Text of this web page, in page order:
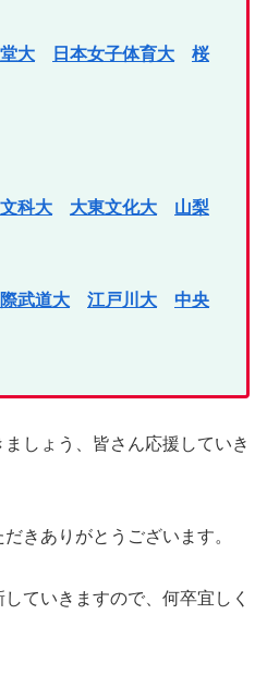
大 日本女子体育大
桜
科大 大東文化大
山梨
武道大 江戸川大
中央
しょう、皆さん応援していき
きありがとうございます。
ていきますので、何卒宜しく